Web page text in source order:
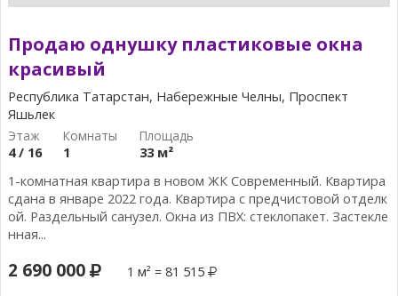
Продаю однушку пластиковые окна
красивый
Республика Татарстан, Набережные Челны, Проспект
Яшьлек
4 / 16 1
33 м²
1-комнатная квартира в новом ЖК Современный. Квартира
сдана в январе 2022 года. Квартира с предчистовой отделк
ой. Раздельный санузел. Окна из ПВХ: стеклопакет. Застекле
нная...
2 690 000 1 м² = 81 515